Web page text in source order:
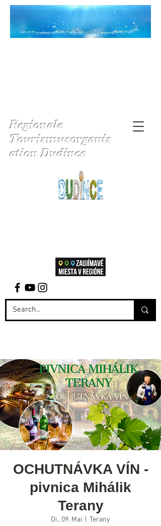
Regionale
Tourismusorganis
ation Dudince
OCHUTNÁVKA VÍN -
pivnica Mihálik
Terany
Di., 09. Mai Terany